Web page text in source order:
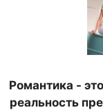
Романтика -
реальность